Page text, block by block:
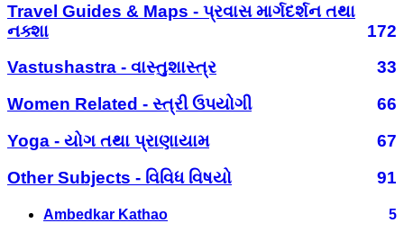
Travel Guides & Maps - પ્રવાસ માર્ગદર્શન તથા
નક્શા
172
Vastushastra - વાસ્તુશાસ્ત્ર
33
Women Related - સ્ત્રી ઉપયોગી
66
Yoga - યોગ તથા પ્રાણાયામ
67
Other Subjects - વિવિધ વિષયો
91
Ambedkar Kathao 5